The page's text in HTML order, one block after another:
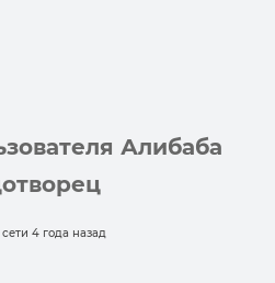
Алибаба
4 года назад